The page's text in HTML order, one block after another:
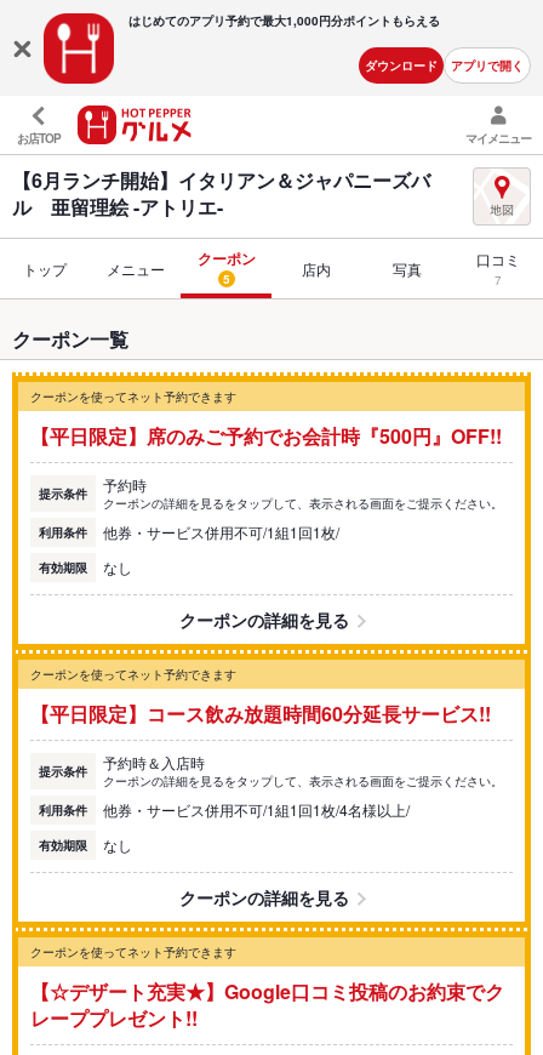
はじめてのアプリ予約で最大1,000円分ポイントもらえる
ダウンロード アプリで開く
お店TOP マイメニュー
【6月ランチ開始】イタリアン＆ジャパニーズバ
ル 亜留理絵 -アトリエ-
トップ メニュー クーポン
5 店内 写真 口コミ
7
クーポン一覧
クーポンを使ってネット予約できます
【平日限定】席のみご予約でお会計時『500円』OFF!!
提示条件 予約時
クーポンの詳細を見るをタップして、表示される画面をご提示ください。
利用条件
他券・サービス併用不可/1組1回1枚/
有効期限 なし
クーポンの詳細を見る
クーポンを使ってネット予約できます
【平日限定】コース飲み放題時間60分延長サービス!!
提示条件 予約時＆入店時
クーポンの詳細を見るをタップして、表示される画面をご提示ください。
利用条件
他券・サービス併用不可/1組1回1枚/4名様以上/
有効期限 なし
クーポンの詳細を見る
クーポンを使ってネット予約できます
【☆デザート充実★】Google口コミ投稿のお約束でク
レーププレゼント!!